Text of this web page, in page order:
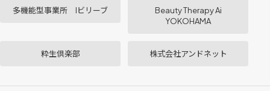
多機能型事業所 Iビリーブ
Beauty Therapy Ai
YOKOHAMA
粋生倶楽部 株式会社アンドネット